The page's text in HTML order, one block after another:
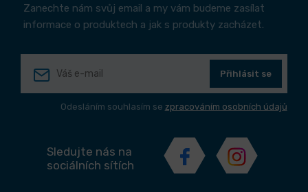
Zanechte nám svůj email a my vám budeme zasílat
informace o produktech a jak s produkty zacházet.
Přihlásit se
Odesláním souhlasím se zpracováním osobních údajů
Sledujte nás na
sociálních sítích